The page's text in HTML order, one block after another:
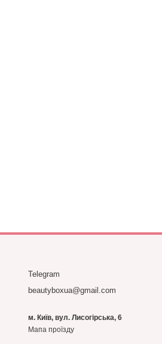
Telegram
beautyboxua@gmail.com
м. Київ, вул. Лисогірська, 6
Мапа проїзду